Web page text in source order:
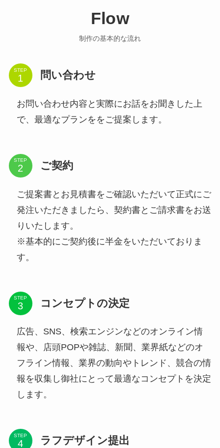
Flow
制作の基本的な流れ
STEP 問い合わせ
お問い合わせ内容と実際にお話をお聞きした上
で、最適なプランををご提案します。
STEP ご契約
ご提案書とお見積書をご確認いただいて正式にご
発注いただきましたら、契約書とご請求書をお送
りいたします。
※基本的にご契約後に半金をいただいておりま
す。
STEP コンセプトの決定
広告、SNS、検索エンジンなどのオンライン情
報や、店頭POPや雑誌、新聞、業界紙などのオ
フライン情報、業界の動向やトレンド、競合の情
報を収集し御社にとって最適なコンセプトを決定
します。
STEP ラフデザイン提出